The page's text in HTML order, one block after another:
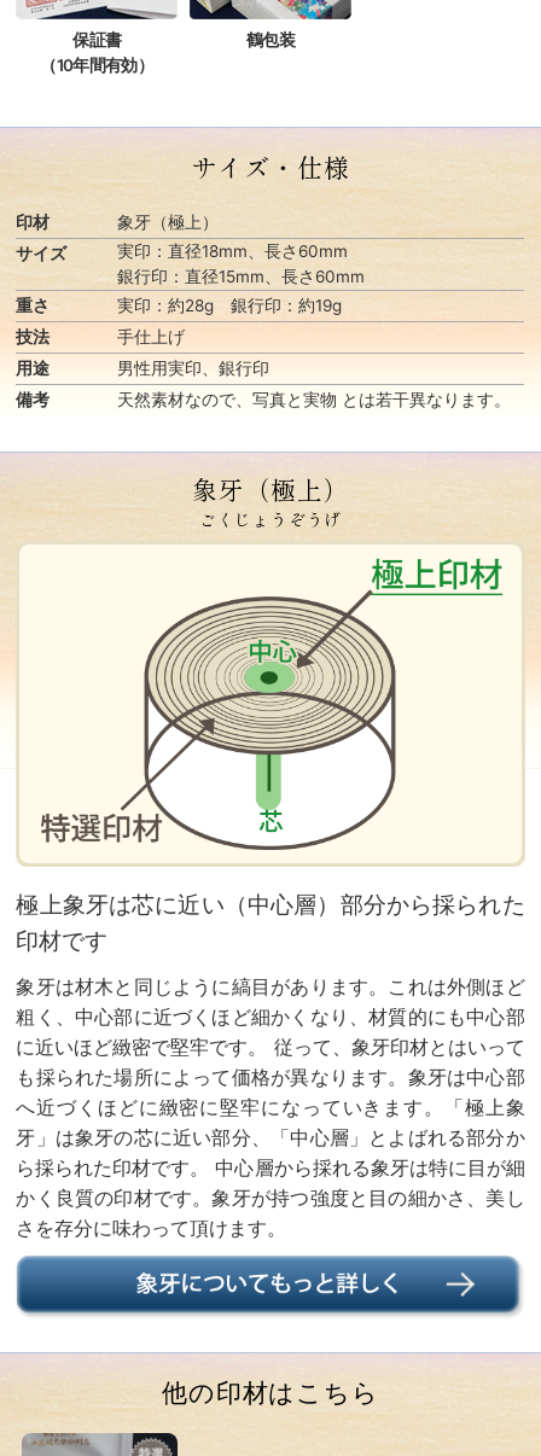
保証書
（10年間有効）
鶴包装
サイズ・仕様
印材
象牙（極上）
サイズ
実印：直径18mm、長さ60mm
銀行印：直径15mm、長さ60mm
重さ
実印：約28g 銀行印：約19g
技法
手仕上げ
用途
男性用実印、銀行印
備考
天然素材なので、写真と実物 とは若干異なります。
象牙（極上）
ごくじょうぞうげ
極上象牙は芯に近い（中心層）部分から採られた
印材です
象牙は材木と同じように縞目があります。これは外側ほど
粗く、中心部に近づくほど細かくなり、材質的にも中心部
に近いほど緻密で堅牢です。 従って、象牙印材とはいって
も採られた場所によって価格が異なります。象牙は中心部
へ近づくほどに緻密に堅牢になっていきます。「極上象
牙」は象牙の芯に近い部分、「中心層」とよばれる部分か
ら採られた印材です。 中心層から採れる象牙は特に目が細
かく良質の印材です。象牙が持つ強度と目の細かさ、美し
さを存分に味わって頂けます。
他の印材はこちら